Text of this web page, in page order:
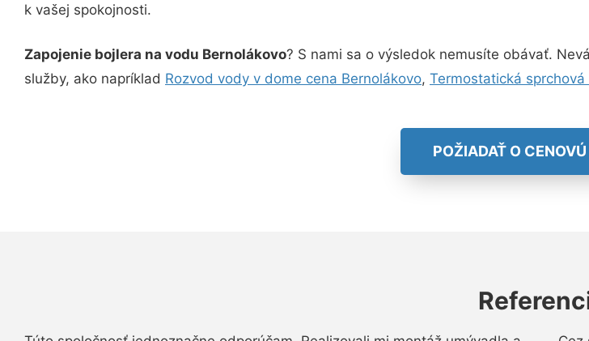
k vašej spokojnosti.
Zapojenie bojlera na vodu Bernolákovo? S nami sa o výsledok nemusíte obávať.
služby, ako napríklad Rozvod vody v dome cena Bernolákovo, Termostatická
POŽIADAŤ O